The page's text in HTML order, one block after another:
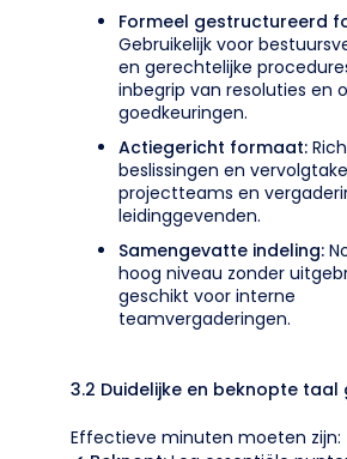
Formeel gestructureerd
Gebruikelijk voor
en gerechtelijke
inbegrip van resoluties en
goedkeuringen.
Actiegericht formaat:
beslissingen en
projectteams en
leidinggevenden.
Samengevatte indeling:
hoog niveau zonder
geschikt voor interne
teamvergaderingen.
3.2 Duidelijke en beknopte taal
Effectieve minuten moeten zijn: